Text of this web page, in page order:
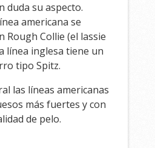
duda su aspecto.
americana se
Rough Collie (el lassie
línea inglesa tiene un
tipo Spitz.
las líneas americanas
más fuertes y con
de pelo.